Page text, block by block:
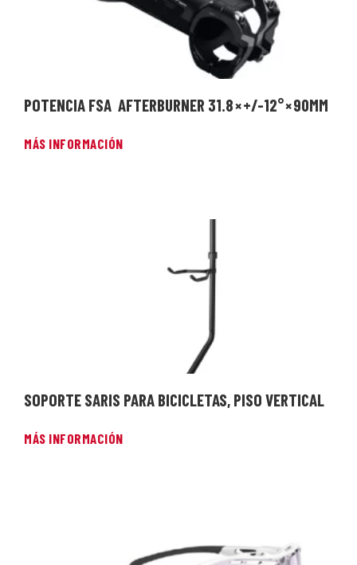
POTENCIA FSA AFTERBURNER 31.8 × +/-12° × 90MM
MÁS INFORMACIÓN
SOPORTE SARIS PARA BICICLETAS, PISO VERTICAL
MÁS INFORMACIÓN